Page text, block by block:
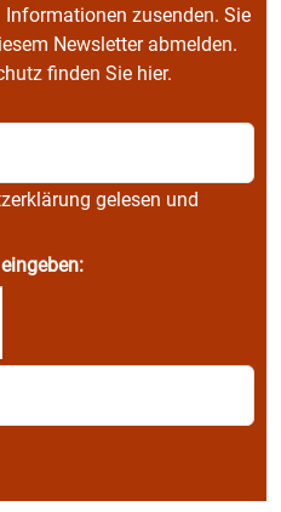
zusenden. Sie
Newsletter abmelden.
finden Sie hier.
gelesen und